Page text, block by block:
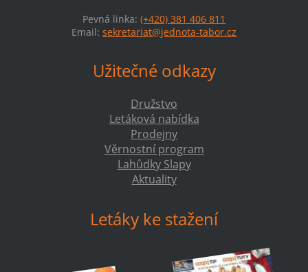
Pevná linka: (+420) 381 406 811
Email: sekretariat@jednota-tabor.cz
Užitečné odkazy
Družstvo
Letáková nabídka
Prodejny
Věrnostní program
Lahůdky Slapy
Aktuality
Letáky ke stažení